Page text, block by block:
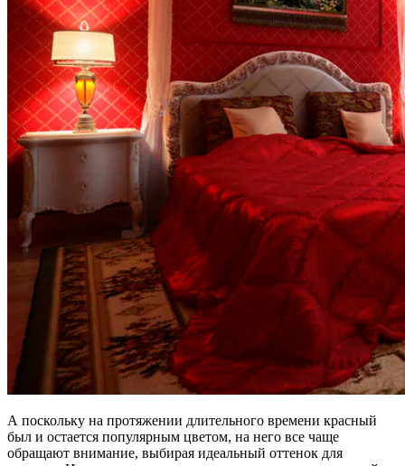
А поскольку на протяжении длительного времени красный
был и остается популярным цветом, на него все чаще
обращают внимание, выбирая идеальный оттенок для